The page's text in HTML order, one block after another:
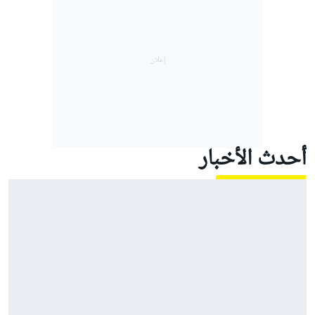
أحدث الأخبار